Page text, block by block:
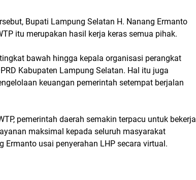
Bupati Lampung Selatan H. Nanang Ermanto
itu merupakan hasil kerja keras semua pihak.
bawah hingga kepala organisasi perangkat
Kabupaten Lampung Selatan. Hal itu juga
keuangan pemerintah setempat berjalan
pemerintah daerah semakin terpacu untuk bekerja
maksimal kepada seluruh masyarakat
Ermanto usai penyerahan LHP secara virtual.